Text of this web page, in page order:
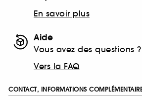
En savoir plus
Aide
Vous avez des questions ?
Vers la FAQ
CONTACT, INFORMATIONS